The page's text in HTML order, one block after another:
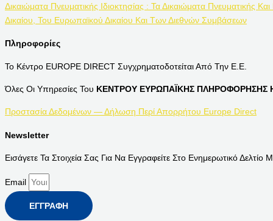
Δικαιώματα Πνευματικής Ιδιοκτησίας : Τα Δικαιώματα Πνευματικής
Δικαίου, Του Ευρωπαϊκού Δικαίου Και Των Διεθνών Συμβάσεων
Πληροφορίες
Το Κέντρο EUROPE DIRECT Συγχρηματοδοτείται Από Την Ε.Ε.
Όλες Οι Υπηρεσίες Του ΚΕΝΤΡΟΥ ΕΥΡΩΠΑΪΚΗΣ ΠΛΗΡΟΦΟΡΗΣΗΣ
Προστασία Δεδομένων — Δήλωση Περί Απορρήτου Europe Direct
Newsletter
Εισάγετε Τα Στοιχεία Σας Για Να Εγγραφείτε Στο Ενημερωτικό Δελτίο
Email
ΕΓΓΡΑΦΉ